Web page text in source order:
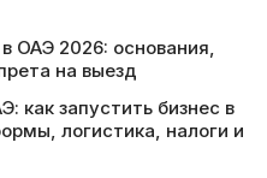
ОАЭ 2026: основания,
на выезд
как запустить бизнес в
логистика, налоги и